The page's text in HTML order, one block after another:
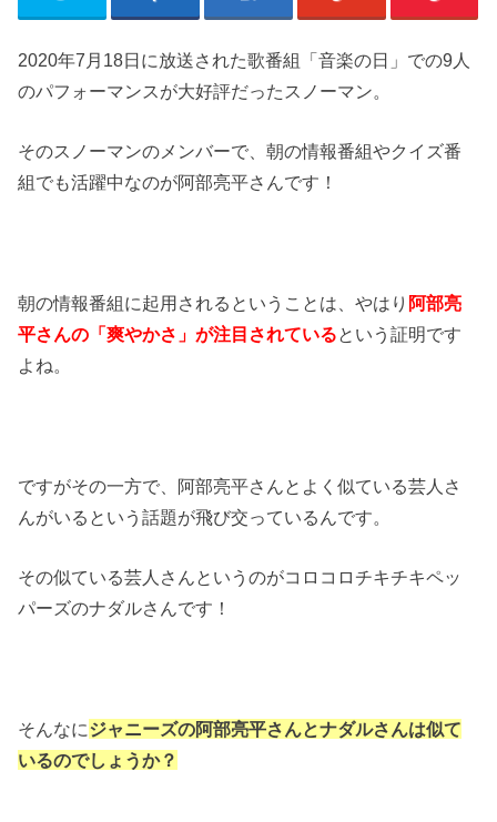
2020年7月18日に放送された歌番組「音楽の日」での9人
のパフォーマンスが大好評だったスノーマン。
そのスノーマンのメンバーで、朝の情報番組やクイズ番
組でも活躍中なのが阿部亮平さんです！
朝の情報番組に起用されるということは、やはり 阿部亮
平さんの「爽やかさ」が注目されているという証明です
よね。
ですがその一方で、阿部亮平さんとよく似ている芸人さ
んがいるという話題が飛び交っているんです。
その似ている芸人さんというのがコロコロチキチキペッ
パーズのナダルさんです！
そんなにジャニーズの阿部亮平さんとナダルさんは似て
いるのでしょうか？